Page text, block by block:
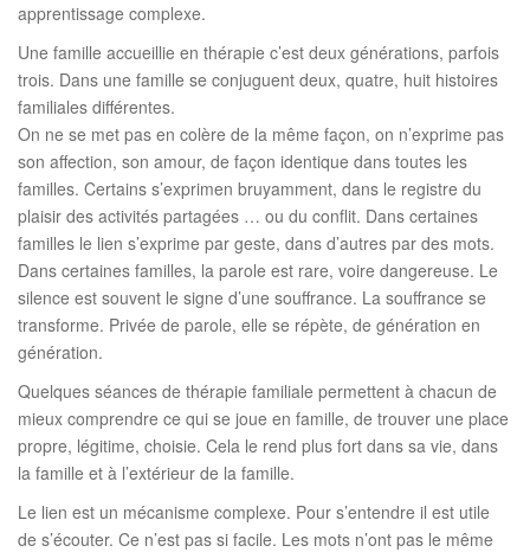
apprentissage complexe.
Une famille accueillie en thérapie c’est deux générations, parfois
trois. Dans une famille se conjuguent deux, quatre, huit histoires
familiales différentes.
On ne se met pas en colère de la même façon, on n’exprime pas
son affection, son amour, de façon identique dans toutes les
familles. Certains s’exprimen bruyamment, dans le registre du
plaisir des activités partagées … ou du conflit. Dans certaines
familles le lien s’exprime par geste, dans d’autres par des mots.
Dans certaines familles, la parole est rare, voire dangereuse. Le
silence est souvent le signe d’une souffrance. La souffrance se
transforme. Privée de parole, elle se répète, de génération en
génération.
Quelques séances de thérapie familiale permettent à chacun de
mieux comprendre ce qui se joue en famille, de trouver une place
propre, légitime, choisie. Cela le rend plus fort dans sa vie, dans
la famille et à l’extérieur de la famille.
Le lien est un mécanisme complexe. Pour s’entendre il est utile
de s’écouter. Ce n’est pas si facile. Les mots n’ont pas le même